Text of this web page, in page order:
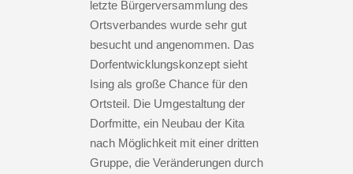
letzte Bürgerversammlung des
Ortsverbandes wurde sehr gut
besucht und angenommen. Das
Dorfentwicklungskonzept sieht
Ising als große Chance für den
Ortsteil. Die Umgestaltung der
Dorfmitte, ein Neubau der Kita
nach Möglichkeit mit einer dritten
Gruppe, die Veränderungen durch